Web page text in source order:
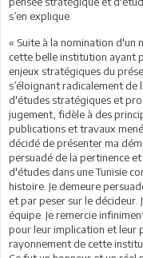
s’en explique.
« Suite à la nomination d'un
cette belle institution ayant
enjeux stratégiques du
s’éloignant radicalement
d'études stratégiques et
jugement, fidèle à des
publications et travaux
décidé de présenter ma
persuadé de la pertinence
d'études dans une Tunisie
histoire. Je demeure
et par peser sur le décideur.
équipe. Je remercie
pour leur implication et leur
rayonnement de cette